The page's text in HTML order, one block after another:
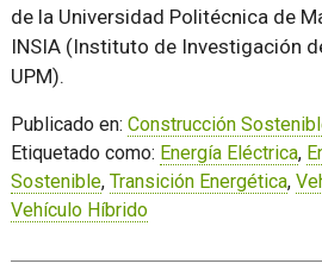
de la Universidad Politécnica de
INSIA (Instituto de Investigación
UPM).
Publicado en: Construcción
Etiquetado como: Energía Eléctrica,
Sostenible, Transición Energética,
Vehículo Híbrido